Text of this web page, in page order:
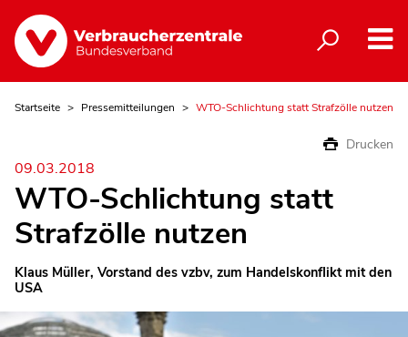
Startseite Pressemitteilungen WTO-Schlichtung statt Strafzölle nutzen
Drucken
09.03.2018
WTO-Schlichtung statt
Strafzölle nutzen
Klaus Müller, Vorstand des vzbv, zum Handelskonflikt mit den
USA